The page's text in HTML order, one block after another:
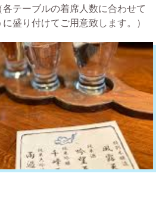
テーブルの着席人数に合わせて
盛り付けてご用意致します。）